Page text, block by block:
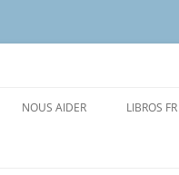
NOUS AIDER LIBROS FR